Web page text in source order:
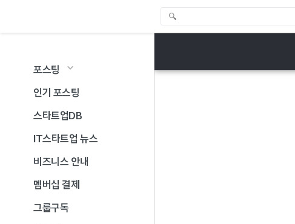
포스팅
인기 포스팅
스타트업DB
IT스타트업 뉴스
비즈니스 안내
멤버십 결제
그룹구독